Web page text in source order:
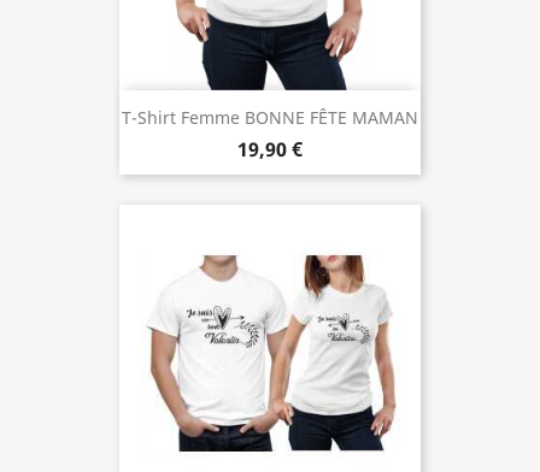
T-Shirt Femme BONNE FÊTE MAMAN
19,90 €